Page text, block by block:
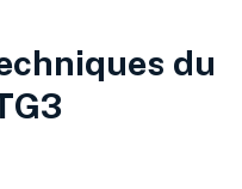
du